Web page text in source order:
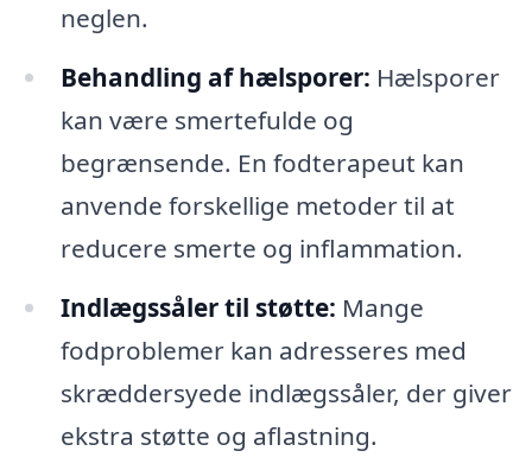
neglen.
Behandling af hælsporer: Hælsporer
kan være smertefulde og
begrænsende. En fodterapeut kan
anvende forskellige metoder til at
reducere smerte og inflammation.
Indlægssåler til støtte: Mange
fodproblemer kan adresseres med
skræddersyede indlægssåler, der giver
ekstra støtte og aflastning.